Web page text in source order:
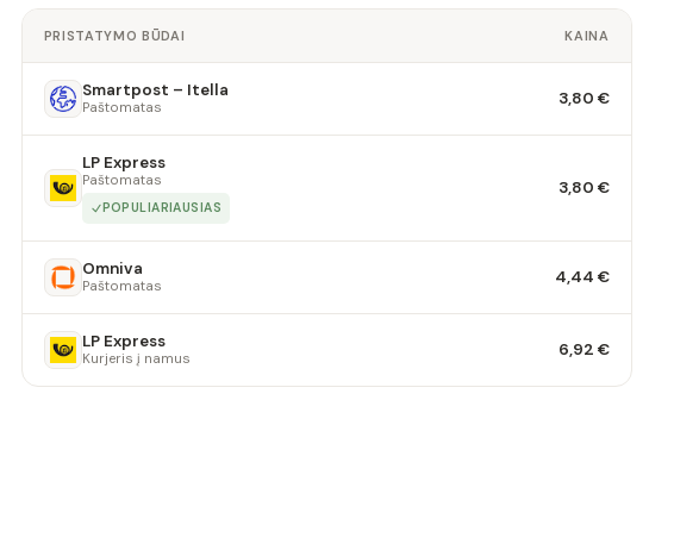
PRISTATYMO BŪDAI KAINA
Smartpost – Itella
Paštomatas 3,80 €
LP Express
Paštomatas
POPULIARIAUSIAS
3,80 €
Omniva
Paštomatas 4,44 €
LP Express
Kurjeris į namus 6,92 €